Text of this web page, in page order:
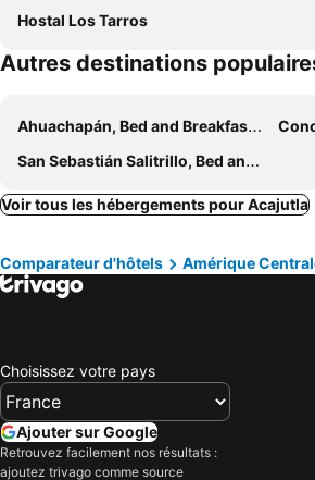
Hostal Los Tarros
Autres destinations
Ahuachapán, Bed and Breakfasts (B and B)
San Sebastián Salitrillo, Bed and Breakfasts (B and B)
Voir tous les hébergements pour Acajutla
Comparateur d'hôtels Amérique
Choisissez votre pays
Ajouter sur Google
Retrouvez facilement nos résultats :
ajoutez trivago comme source